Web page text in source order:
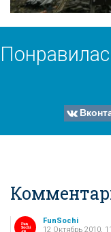
FunSochi
12 Октябрь 2010,